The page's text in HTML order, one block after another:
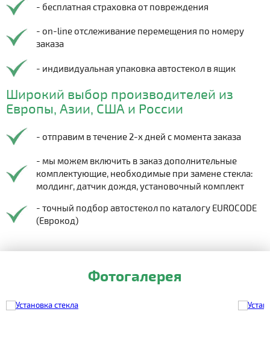
- бесплатная страховка от повреждения
- on-line отслеживание перемещения по номеру
заказа
- индивидуальная упаковка автостекол в ящик
Широкий выбор производителей из
Европы, Азии, США и России
- отправим в течение 2-х дней с момента заказа
- мы можем включить в заказ дополнительные
комплектующие, необходимые при замене стекла:
молдинг, датчик дождя, установочный комплект
- точный подбор автостекол по каталогу EUROCODE
(Еврокод)
Фотогалерея